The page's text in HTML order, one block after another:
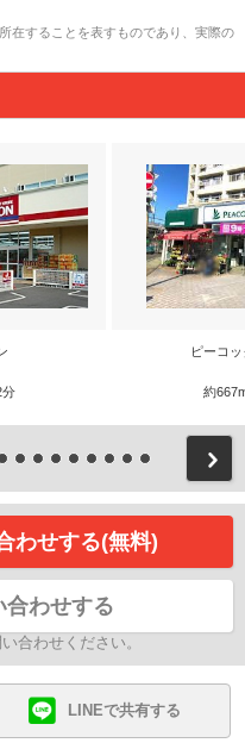
在することを表すものであり、実際の
分
ピーコ
約
わせする(無料)
合わせする
合わせください。
LINEで共有する